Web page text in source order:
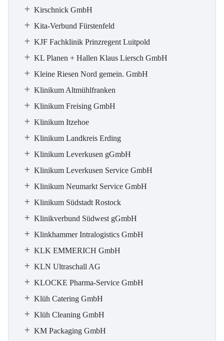
Kirschnick GmbH
Kita-Verbund Fürstenfeld
KJF Fachklinik Prinzregent Luitpold
KL Planen + Hallen Klaus Liersch GmbH
Kleine Riesen Nord gemein. GmbH
Klinikum Altmühlfranken
Klinikum Freising GmbH
Klinikum Itzehoe
Klinikum Landkreis Erding
Klinikum Leverkusen gGmbH
Klinikum Leverkusen Service GmbH
Klinikum Neumarkt Service GmbH
Klinikum Südstadt Rostock
Klinikverbund Südwest gGmbH
Klinkhammer Intralogistics GmbH
KLK EMMERICH GmbH
KLN Ultraschall AG
KLOCKE Pharma-Service GmbH
Klüh Catering GmbH
Klüh Cleaning GmbH
KM Packaging GmbH